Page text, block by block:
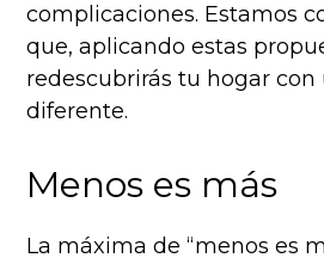
complicaciones. Estamos
que, aplicando estas
redescubrirás tu hogar con
diferente.
Menos es más
La máxima de “menos es